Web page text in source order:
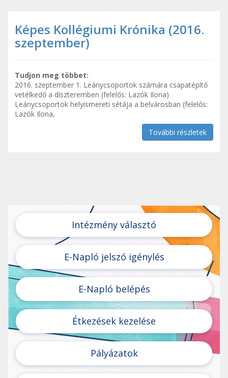
Képes Kollégiumi Krónika (2016.
szeptember)
Tudjon meg többet:
2016. szeptember 1. Leánycsoportok számára csapatépítő
vetélkedő a díszteremben (felelős: Lazók Ilona)
Leánycsoportok helyismereti sétája a belvárosban (felelős:
Lazók Ilona,
További részletek
Intézmény választó
E-Napló jelszó igénylés
E-Napló belépés
Étkezések kezelése
Pályázatok